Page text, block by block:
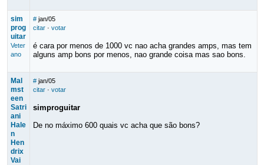
sim
prog
uitar
Veter
ano
# jan/05
citar· votar
é cara por menos de 1000 vc nao acha grandes amps, mas tem
alguns amp bons por menos, nao grande coisa mas sao bons.
Mal
mst
een
Satri
ani
Hale
n
Hen
drix
Vai
# jan/05
citar· votar
simproguitar
De no máximo 600 quais vc acha que são bons?